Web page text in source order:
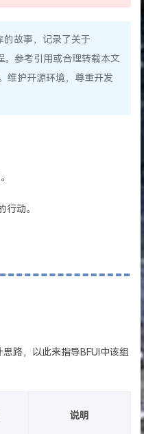
的故事，记录了关于
参考引用或合理转载本文
维护开源环境，尊重开发
行动。
路，以此来指导BFUI中该组
说明